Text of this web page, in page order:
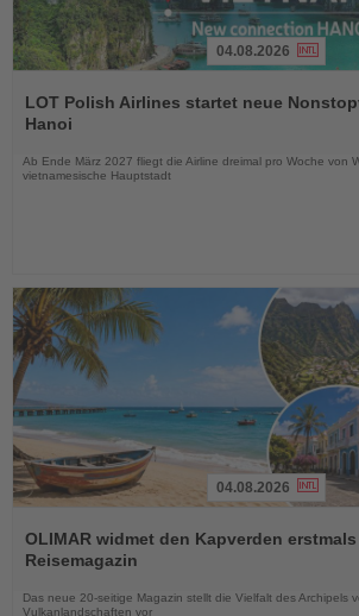
Sie
die
04.08.2026
LOT Polish Airlines startet neue
Hanoi
Ab Ende März 2027 fliegt die Airline dreimal pro Woche von
vietnamesische Hauptstadt
Sie
die
Nachrichten
04.08.2026
OLIMAR widmet den Kapverden
Reisemagazin
Das neue 20-seitige Magazin stellt die Vielfalt des Archipels
Vulkanlandschaften vor